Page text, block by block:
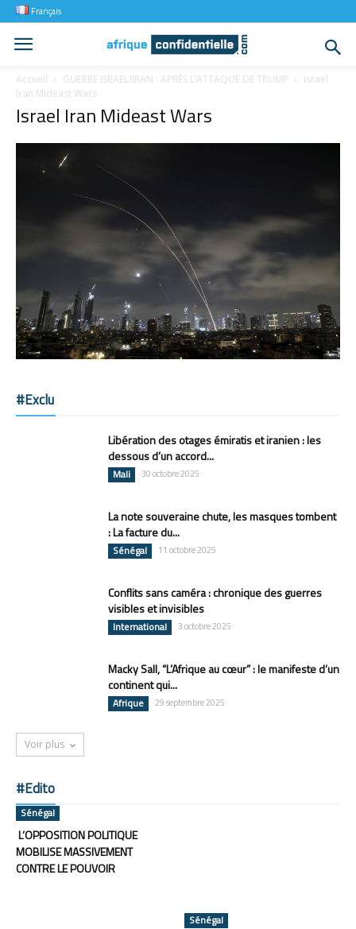
Français
Accueil GUERRE ISRAËL/IRAN : APRÈS L’ATTAQUE DE TRUMP
Israel
Iran Mideast Wars
Israel Iran Mideast Wars
#Exclu
Libération des otages émiratis et iranien : les
dessous d’un accord...
Mali 30 octobre 2025
La note souveraine chute, les masques tombent
: La facture du...
Sénégal 11 octobre 2025
Conflits sans caméra : chronique des guerres
visibles et invisibles
International 3 octobre 2025
Macky Sall, “L’Afrique au cœur” : le manifeste d’un
continent qui...
Afrique 29 septembre 2025
Voir plus
#Edito
Sénégal
L’OPPOSITION POLITIQUE
MOBILISE MASSIVEMENT
CONTRE LE POUVOIR
Sénégal